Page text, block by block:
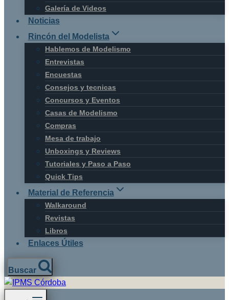
Galería de Videos
Noticias
Rincón del Modelista
Hablemos de Modelismo
Entrevistas
Encuestas
Consejos y tecnicas
Concursos y Eventos
Casas de Modelismo
Compras
Mesa de trabajo
Unboxings y Reviews
Tutoriales y Paso a Paso
Quick Tips
Material de Referencia
Walkaround
Revistas
Libros
Enlaces Útiles
Buscar